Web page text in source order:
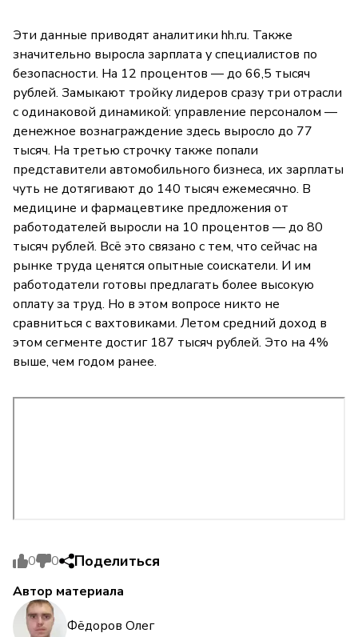
Эти данные приводят аналитики hh.ru. Также
значительно выросла зарплата у специалистов по
безопасности. На 12 процентов — до 66,5 тысяч
рублей. Замыкают тройку лидеров сразу три отрасли
с одинаковой динамикой: управление персоналом —
денежное вознаграждение здесь выросло до 77
тысяч. На третью строчку также попали
представители автомобильного бизнеса, их зарплаты
чуть не дотягивают до 140 тысяч ежемесячно. В
медицине и фармацевтике предложения от
работодателей выросли на 10 процентов — до 80
тысяч рублей. Всё это связано с тем, что сейчас на
рынке труда ценятся опытные соискатели. И им
работодатели готовы предлагать более высокую
оплату за труд. Но в этом вопросе никто не
сравниться с вахтовиками. Летом средний доход в
этом сегменте достиг 187 тысяч рублей. Это на 4%
выше, чем годом ранее.
0 0 Поделиться
Автор материала
Фёдоров Олег